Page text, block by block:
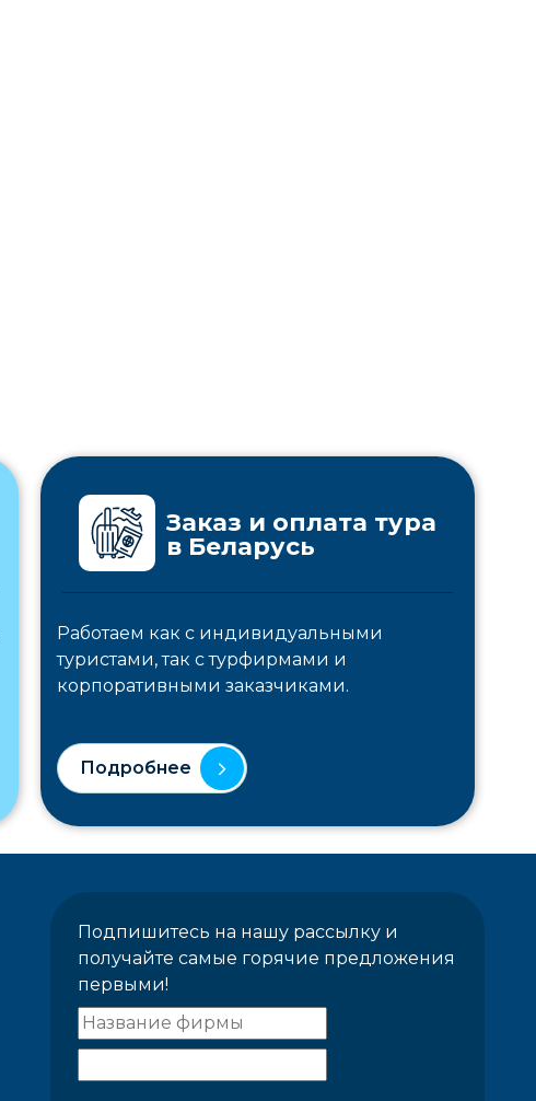
Заказ и оплата тура
в Беларусь
Работаем как с индивидуальными
туристами, так с турфирмами и
корпоративными заказчиками.
Подробнее
Подпишитесь на нашу рассылку и
получайте самые горячие предложения
первыми!